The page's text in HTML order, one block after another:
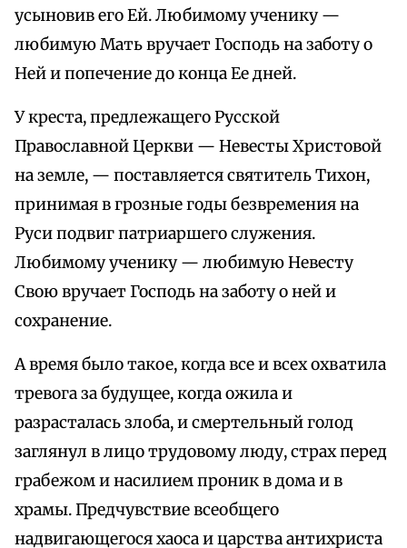
усыновив его Ей. Любимому ученику —
любимую Мать вручает Господь на заботу о
Ней и попечение до конца Ее дней.
У креста, предлежащего Русской
Православной Церкви — Невесты Христовой
на земле, — поставляется святитель Тихон,
принимая в грозные годы безвремения на
Руси подвиг патриаршего служения.
Любимому ученику — любимую Невесту
Свою вручает Господь на заботу о ней и
сохранение.
А время было такое, когда все и всех охватила
тревога за будущее, когда ожила и
разрасталась злоба, и смертельный голод
заглянул в лицо трудовому люду, страх перед
грабежом и насилием проник в дома и в
храмы. Предчувствие всеобщего
надвигающегося хаоса и царства антихриста